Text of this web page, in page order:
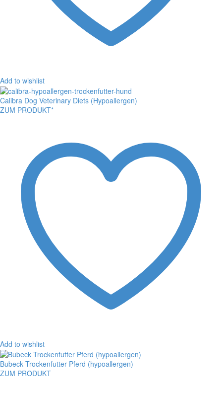
Add to wishlist
Calibra Dog Veterinary Diets (Hypoallergen)
ZUM PRODUKT*
Add to wishlist
Bubeck Trockenfutter Pferd (hypoallergen)
ZUM PRODUKT